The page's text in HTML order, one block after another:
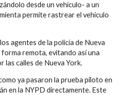
desde un vehículo- a un
permite rastrear el vehículo
agentes de la policía de Nueva
remota, evitando así una
las calles de Nueva York.
ya pasaron la prueba piloto en
en la NYPD directamente. Este